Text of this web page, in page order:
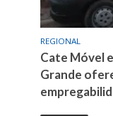
REGIONAL
Cate Móvel
Grande